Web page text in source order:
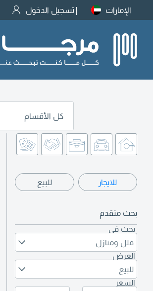
الإمارات تسجيل الدخول
كل الأقسام
للايجار للبيع
بحث متقدم
بحث في
فلل ومنازل
العرض
للبيع
السعر